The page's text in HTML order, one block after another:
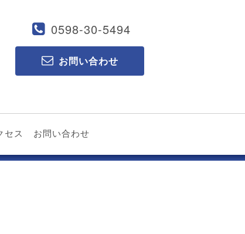
0598-30-5494
お問い合わせ
セス お問い合わせ